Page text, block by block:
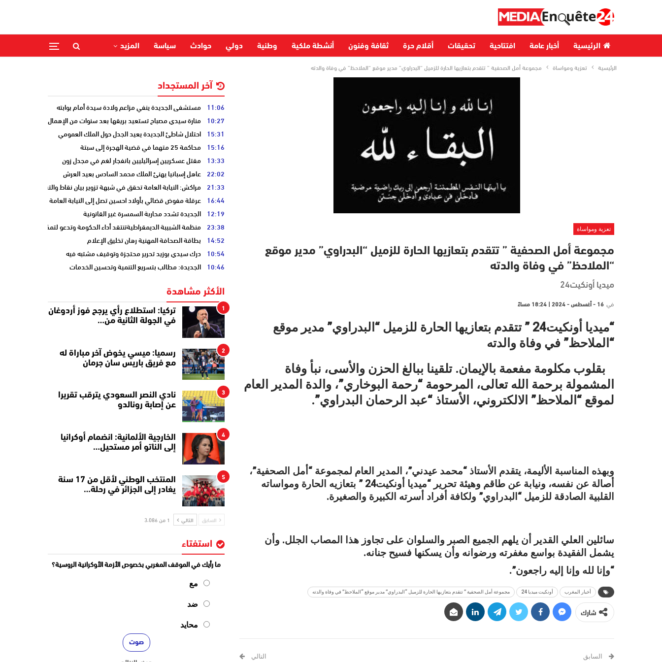
الرئيسية أخبار عامة افتتاحية تحقيقات أقلام حرة ثقافة وفنون أنشطة ملكية وطنية دولي حوادث سياسة المزيد
الرئيسية تعزية ومواساة مجموعة أمل الصحفية ” تتقدم بتعازيها الحارة للزميل “البدراوي” مدير موقع “الملاحظ” في وفاة والدته
تعزية ومواساة
مجموعة أمل الصحفية ” تتقدم بتعازيها الحارة للزميل “البدراوي” مدير موقع
“الملاحظ” في وفاة والدته
ميديا أونكيت24
في 16 - أغسطس - 2024 | 18:24 مساءً
“ميديا أونكيت24 ” تتقدم بتعازيها الحارة للزميل “البدراوي” مدير موقع
“الملاحظ” في وفاة والدته
بقلوب مكلومة مفعمة بالإيمان. تلقينا ببالغ الحزن والأسى، نبأ وفاة
المشمولة برحمة الله تعالى، المرحومة “رحمة البوخاري”، والدة المدير العام
لموقع “الملاحظ” الالكتروني، الأستاذ “عبد الرحمان البدراوي”.
وبهذه المناسبة الأليمة، يتقدم الأستاذ “محمد عيدني”، المدير العام لمجموعة “أمل الصحفية”،
أصالة عن نفسه، ونيابة عن طاقم وهيئة تحرير “ميديا أونكيت24 ” بتعازيه الحارة ومواساته
القلبية الصادقة للزميل “البدراوي” ولكافة أفراد أسرته الكبيرة والصغيرة.
سائلين العلي القدير أن يلهم الجميع الصبر والسلوان على تجاوز هذا المصاب الجلل. وأن
يشمل الفقيدة بواسع مغفرته ورضوانه وأن يسكنها فسيح جنانه.
“وإنا لله وإنا إليه راجعون”.
أخبار المغرب أونكيت ميديا 24 مجموعة أمل الصحفية ” تتقدم بتعازيها الحارة للزميل “البدراوي” مدير موقع “الملاحظ” في وفاة والدته
شارك
السابق التالي
آخر المستجداد
11:06 مستشفى الجديدة ينفي مزاعم ولادة سيدة أمام بوابته
10:27 منارة سيدي مصباح تستعيد بريقها بعد سنوات من الإهمال
15:31 احتلال شاطئ الجديدة يعيد الجدل حول الملك العمومي
15:16 محاكمة 25 متهما في قضية الهجرة إلى سبتة
13:33 مقتل عسكريين إسرائيليين بانفجار لغم في مجدل زون
22:02 عاهل إسبانيا يهنئ الملك محمد السادس بعيد العرش
21:33 مراكش: النيابة العامة تحقق في شبهة تزوير بيان نقاط والتشهير بطالب
16:44 عرقلة مفوض قضائي بأولاد احسين تصل إلى النيابة العامة
12:19 الجديدة تشدد محاربة السمسرة غير القانونية
23:38 منظمة الشبيبة الديمقراطيةتنتقد أداء الحكومة وتدعو لتمكين الشباب
14:52 بطاقة الصحافة المهنية رهان تخليق الإعلام
10:54 درك سيدي بوزيد تحرير محتجزة وتوقيف مشتبه فيه
10:46 الجديدة: مطالب بتسريع التنمية وتحسين الخدمات
الأكثر مشاهدة
1
تركيا: استطلاع رأي يرجح فوز أردوغان
في الجولة الثانية من…
2
رسميا: ميسي يخوض آخر مباراة له
مع فريق باريس سان جرمان
3
نادي النصر السعودي يترقب تقريرا
عن إصابة رونالدو
4
الخارجية الألمانية: انضمام أوكرانيا
إلى الناتو أمر مستحيل…
5
المنتخب الوطني لأقل من 17 سنة
يغادر إلى الجزائر في رحلة…
السابق التالي 1 من 3٬086
استفتاء
ما رأيك في الموقف المغربي بخصوص الأزمة الأوكرانية الروسية؟
مع
ضد
محايد